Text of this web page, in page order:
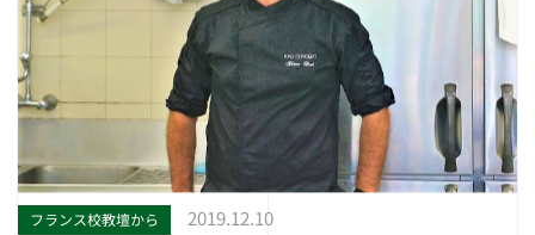
フランス校教壇から 2019.12.10